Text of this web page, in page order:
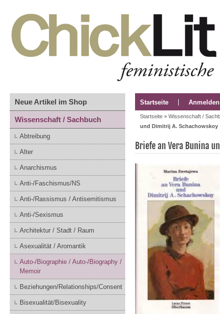
Neue Artikel im Shop
Wissenschaft / Sachbuch
Abtreibung
Alter
Anarchismus
Anti-/Faschismus/NS
Anti-/Rassismus / Antisemitismus
Anti-/Sexismus
Architektur / Stadt / Raum
Asexualität / Aromantik
Auto-/Biographie / Auto-/Biography /
Memoir
Beziehungen/Relationships/Consent
Bisexualität/Bisexuality
Startseite Anmelden
Startseite » Wissenschaft /
und Dimitrij A. Schachowskoy
Briefe an Vera Bunina